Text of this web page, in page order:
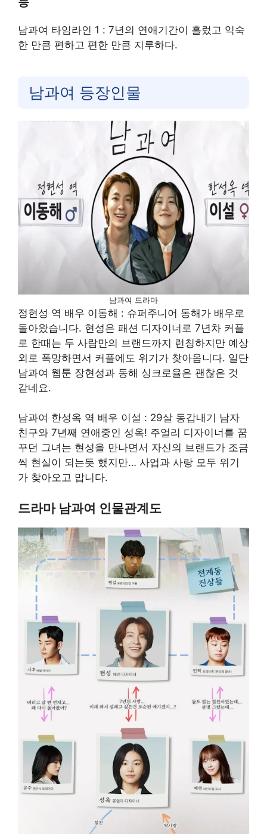
남과여 타임라인 1 : 7년의 연애기간이 흘렀고 익숙
한 만큼 편하고 편한 만큼 지루하다.
남과여 등장인물
남과여 드라마
정현성 역 배우 이동해 : 슈퍼주니어 동해가 배우로
돌아왔습니다. 현성은 패션 디자이너로 7년차 커플
로 한때는 두 사람만의 브랜드까지 런칭하지만 예상
외로 폭망하면서 커플에도 위기가 찾아옵니다. 일단
남과여 웹툰 장현성과 동해 싱크로율은 괜찮은 것
같네요.
남과여 한성옥 역 배우 이설 : 29살 동갑내기 남자
친구와 7년째 연애중인 성옥! 주얼리 디자이너를 꿈
꾸던 그녀는 현성을 만나면서 자신의 브랜드가 조금
씩 현실이 되는듯 했지만… 사업과 사랑 모두 위기
가 찾아오고 맙니다.
드라마 남과여 인물관계도